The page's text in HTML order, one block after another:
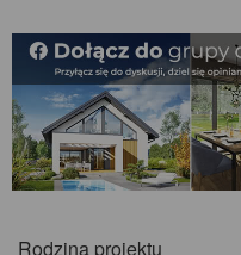
Rodzina projektu